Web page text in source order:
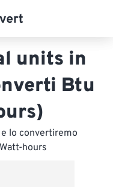
units in
Btu
lo convertiremo
hours